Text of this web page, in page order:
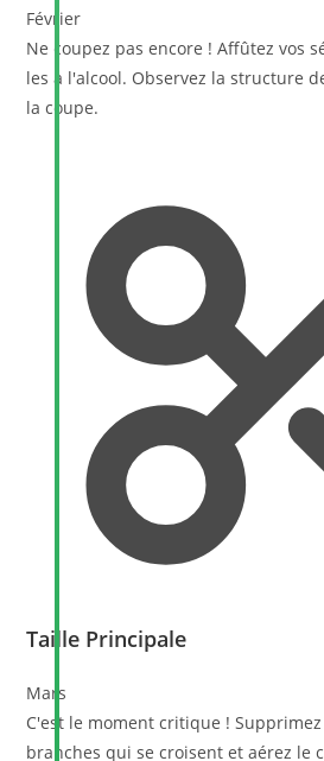
Février
Ne coupez pas encore ! Affûtez vos
les à l'alcool. Observez la structure
la coupe.
Taille Principale
Mars
C'est le moment critique !
branches qui se croisent et aérez le